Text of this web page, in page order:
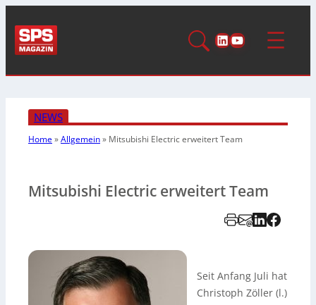
LinkedIn
YouTube
NEWS
Home»Allgemein» Mitsubishi Electric erweitert Team
Mitsubishi Electric erweitert Team
Seit Anfang Juli hat
Christoph Zöller (l.)